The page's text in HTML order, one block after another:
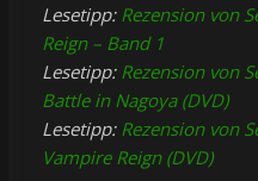
Lesetipp: Rezension von
Reign – Band 1
Lesetipp: Rezension von
Battle in Nagoya (DVD)
Lesetipp: Rezension von
Vampire Reign (DVD)